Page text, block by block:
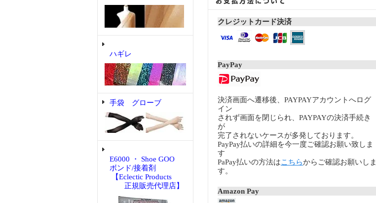
ハギレ
手袋 グローブ
E6000 ・ Shoe GOO
ボンド/接着剤
【Eclectic Products
正規販売代理店】
クレジットカード決済
PayPay
決済画面へ遷移後、PAYPAYアカウントへログ
イン
されず画面を閉じられ、PAYPAYの決済手続き
が
完了されないケースが多発しております。
PayPay払いの詳細を今一度ご確認お願い致しま
す
PaPay払いの方法はこちらからご確認お願いしま
す。
Amazon Pay